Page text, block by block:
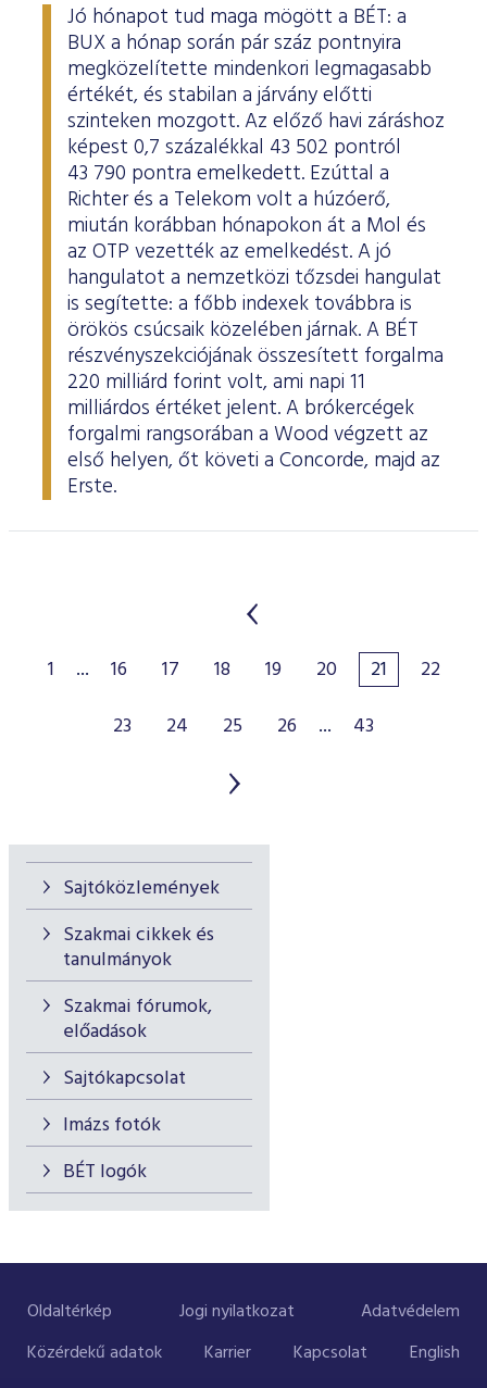
Sajtóközlemények
Szakmai cikkek és
tanulmányok
Szakmai fórumok,
előadások
Sajtókapcsolat
Imázs fotók
BÉT logók
Jó hónapot tud maga mögött a BÉT: a
BUX a hónap során pár száz pontnyira
megközelítette mindenkori legmagasabb
értékét, és stabilan a járvány előtti
szinteken mozgott. Az előző havi záráshoz
képest 0,7 százalékkal 43 502 pontról
43 790 pontra emelkedett. Ezúttal a
Richter és a Telekom volt a húzóerő,
miután korábban hónapokon át a Mol és
az OTP vezették az emelkedést. A jó
hangulatot a nemzetközi tőzsdei hangulat
is segítette: a főbb indexek továbbra is
örökös csúcsaik közelében járnak. A BÉT
részvényszekciójának összesített forgalma
220 milliárd forint volt, ami napi 11
milliárdos értéket jelent. A brókercégek
forgalmi rangsorában a Wood végzett az
első helyen, őt követi a Concorde, majd az
Erste.
1 ... 16 17 18 19 20 21
22
23
24 25 26 ... 43
Oldaltérkép Jogi nyilatkozat
Adatvédelem
Közérdekű adatok
Karrier Kapcsolat English